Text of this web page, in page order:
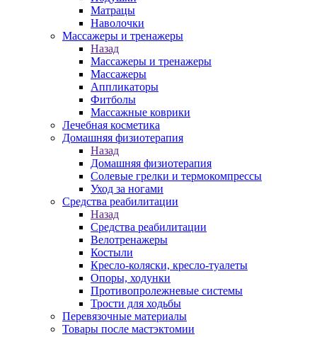
Матрацы
Наволочки
Массажеры и тренажеры
Назад
Массажеры и тренажеры
Массажеры
Аппликаторы
Фитболы
Массажные коврики
Лечебная косметика
Домашняя физиотерапия
Назад
Домашняя физиотерапия
Солевые грелки и термокомпрессы
Уход за ногами
Средства реабилитации
Назад
Средства реабилитации
Велотренажеры
Костыли
Кресло-коляски, кресло-туалеты
Опоры, ходунки
Противопролежневые системы
Трости для ходьбы
Перевязочные материалы
Товары после мастэктомии